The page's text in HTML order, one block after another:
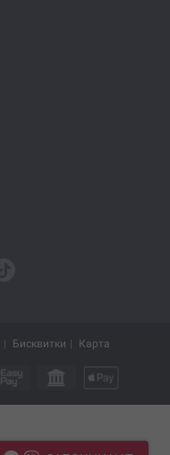
Бисквитки Карта